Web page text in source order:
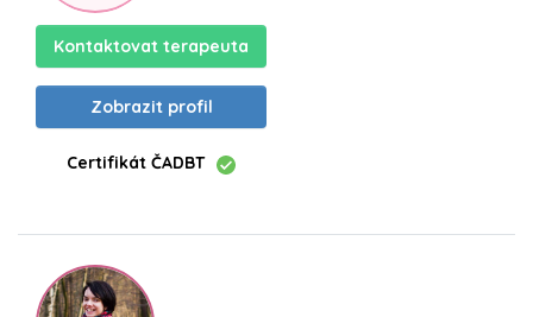
Kontaktovat terapeuta
Zobrazit profil
Certifikát ČADBT